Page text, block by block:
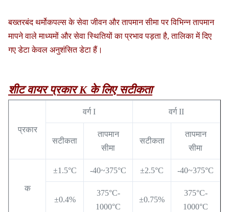
बख्तरबंद थर्मोकपल्स के सेवा जीवन और तापमान सीमा पर विभिन्न तापमान
मापने वाले माध्यमों और सेवा स्थितियों का प्रभाव पड़ता है, तालिका में दिए
गए डेटा केवल अनुशंसित डेटा हैं।
शीट वायर प्रकार K के लिए सटीकता
प्रकार
वर्ग I वर्ग II
सटीकता
तापमान
सीमा
सटीकता
तापमान
सीमा
क
±1.5°C -40~375°C ±2.5°C -40~375°C
±0.4%
375°C-
1000°C
±0.75%
375°C-
1000°C